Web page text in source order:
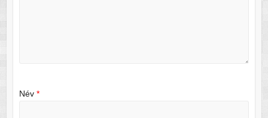
Név *